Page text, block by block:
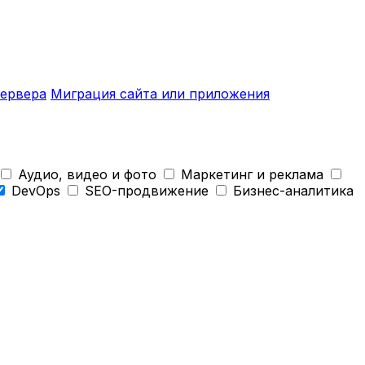
Миграция сайта или приложения
Аудио, видео и фото
Маркетинг и реклама
DevOps
SEO-продвижение Бизнес-аналитика